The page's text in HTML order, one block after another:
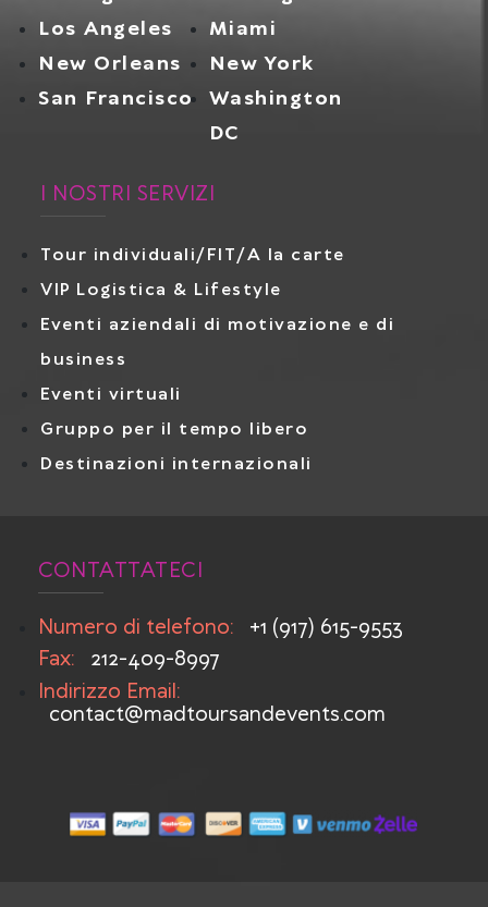
Los Angeles
Miami
New Orleans
New York
San Francisco Washington
DC
I NOSTRI SERVIZI
Tour individuali/FIT/A la carte
VIP Logistica & Lifestyle
Eventi aziendali di motivazione e di
business
Eventi virtuali
Gruppo per il tempo libero
Destinazioni internazionali
CONTATTATECI
Numero di telefono:
+1 (917) 615-9553
Fax:
212-409-8997
Indirizzo Email:
contact@madtoursandevents.com